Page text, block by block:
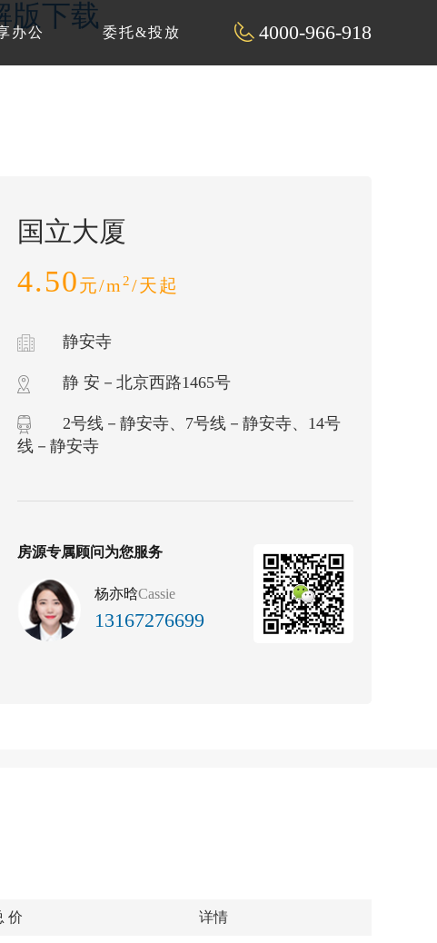
版下载
4000-966-918
办公 委托&投放
国立大厦
4.50元/m 2/天起
静安寺
静 安－北京西路1465号
2号线－静安寺、7号线－静安寺、14号
线－静安寺
房源专属顾问为您服务
杨亦晗Cassie
13167276699
价 详情